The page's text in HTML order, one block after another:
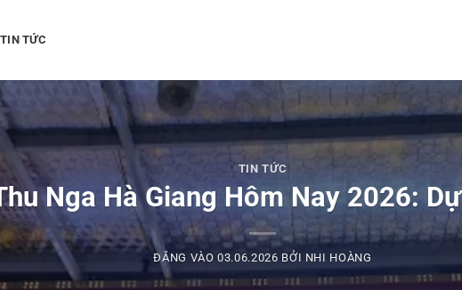
TIN TỨC
TIN TỨC
Nga Hà Giang Hôm Nay 2026:
ĐĂNG VÀO03.06.2026 BỞI NHI HOÀNG